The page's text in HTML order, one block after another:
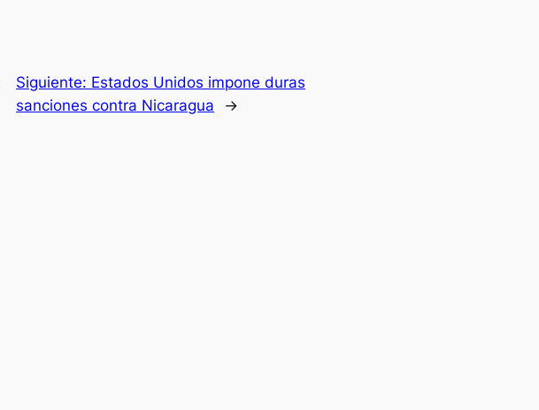
Siguiente: Estados Unidos impone duras
sanciones contra Nicaragua
→